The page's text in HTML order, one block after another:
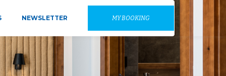
NEWSLETTER MY BOOKING